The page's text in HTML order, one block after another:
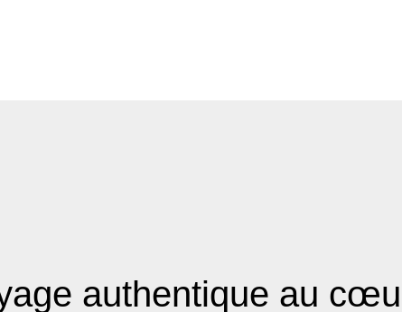
authentique au